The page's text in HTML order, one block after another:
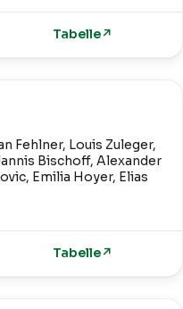
Tabelle↗
Fehlner, Louis Zuleger,
Bischoff, Alexander
Emilia Hoyer, Elias
Tabelle↗